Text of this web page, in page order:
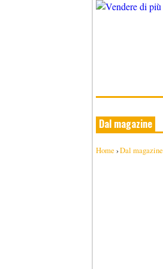
Dal magazine
Home ›Dal magazine